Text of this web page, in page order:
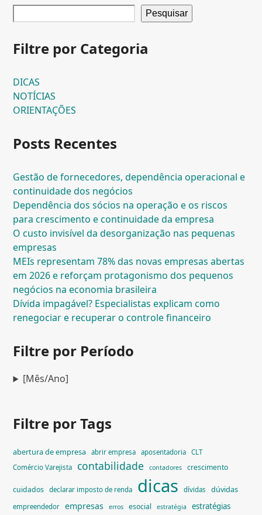
Pesquisar
Filtre por Categoria
DICAS
NOTÍCIAS
ORIENTAÇÕES
Posts Recentes
Gestão de fornecedores, dependência operacional e
continuidade dos negócios
Dependência dos sócios na operação e os riscos
para crescimento e continuidade da empresa
O custo invisível da desorganização nas pequenas
empresas
MEIs representam 78% das novas empresas abertas
em 2026 e reforçam protagonismo dos pequenos
negócios na economia brasileira
Dívida impagável? Especialistas explicam como
renegociar e recuperar o controle financeiro
Filtre por Período
[Mês/Ano]
Filtre por Tags
abertura de empresa abrir empresa aposentadoria
CLT
Comércio Varejista
contabilidade contadores crescimento
cuidados declarar imposto de renda dicas dívidas dúvidas
empreendedor empresas erros esocial estratégia estratégias